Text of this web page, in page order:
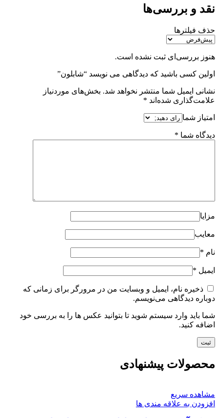
نقد و بررسی‌ها
حذف فیلترها
هنوز بررسی‌ای ثبت نشده است.
اولین کسی باشید که دیدگاهی می نویسد “شابلون”
نشانی ایمیل شما منتشر نخواهد شد. بخش‌های موردنیاز
علامت‌گذاری شده‌اند *
امتیاز شما
دیدگاه شما *
مزایا
معایب
نام *
ایمیل *
ذخیره نام، ایمیل و وبسایت من در مرورگر برای زمانی که
دوباره دیدگاهی می‌نویسم.
شما باید وارد سیستم شوید تا بتوانید عکس ها را به بررسی خود
اضافه کنید.
محصولات پیشنهادی
مشاهده سریع
افزودن به علاقه مندی ها